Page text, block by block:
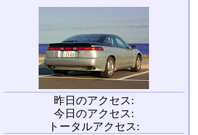
昨日のアクセス:
今日のアクセス:
トータルアクセス: